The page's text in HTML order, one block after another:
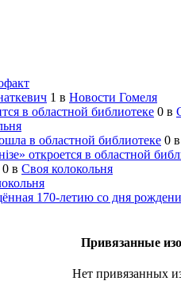
1 в Новости Гомеля
в областной библиотеке 0 в
в областной библиотеке 0 в
откроется в областной
0 в Своя колокольня
170-летию со дня
Привязанные
Нет привязанных